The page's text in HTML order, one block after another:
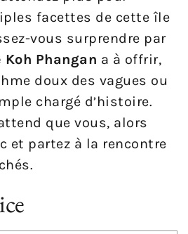
facettes de cette île
vous surprendre par
Phangan a à offrir,
doux des vagues ou
chargé d’histoire.
que vous, alors
et partez à la rencontre